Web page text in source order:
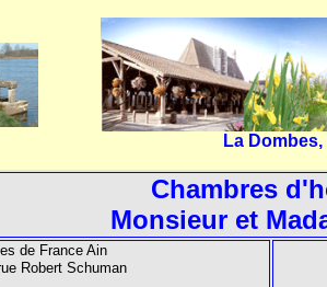
La
Chambres
Monsieur et
de France Ain
Robert Schuman